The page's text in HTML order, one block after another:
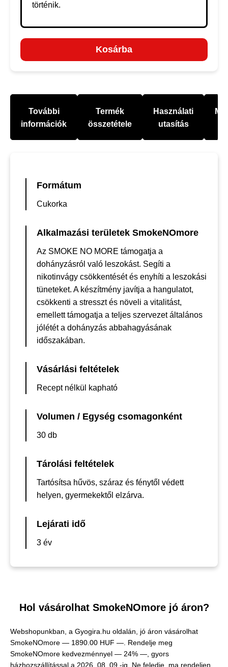
történik.
Kosárba
További
információk
Termék
összetétele
Használati
utasítás
Formátum
Cukorka
Alkalmazási területek SmokeNOmore
Az SMOKE NO MORE támogatja a
dohányzásról való leszokást. Segíti a
nikotinvágy csökkentését és enyhíti a leszokási
tüneteket. A készítmény javítja a hangulatot,
csökkenti a stresszt és növeli a vitalitást,
emellett támogatja a teljes szervezet általános
jólétét a dohányzás abbahagyásának
időszakában.
Vásárlási feltételek
Recept nélkül kapható
Volumen / Egység csomagonként
30 db
Tárolási feltételek
Tartósítsa hűvös, száraz és fénytől védett
helyen, gyermekektől elzárva.
Lejárati idő
3 év
Hol vásárolhat SmokeNOmore jó áron?
Webshopunkban, a Gyogira.hu oldalán, jó áron vásárolhat
SmokeNOmore — 1890.00 HUF — . Rendelje meg
SmokeNOmore kedvezménnyel — 24% —, gyors
házhozszállítással a 2026. 08. 09.-ig. Ne feledje, ma rendeljen,